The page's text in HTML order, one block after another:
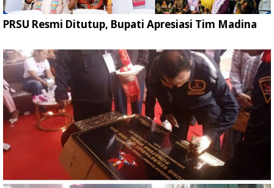
PRSU Resmi Ditutup, Bupati Apresiasi Tim Madina